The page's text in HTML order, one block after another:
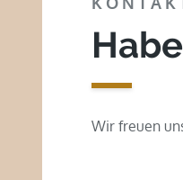
Wir freuen